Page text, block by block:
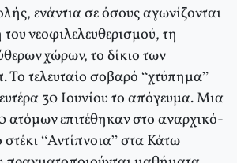
ενάντια σε όσους αγωνίζονται
νεοφιλελευθερισμού, τη
χώρων, το δίκιο των
Το τελευταίο σοβαρό “χτύπημα”
30 Ιουνίου το απόγευμα. Μια
ατόμων επιτέθηκαν στο αναρχικό-
στέκι “Αντίπνοια” στα Κάτω